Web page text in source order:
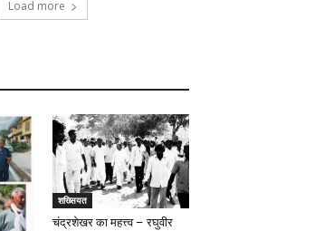
Load more
शख्सियत
चंद्रशेखर का महत्त्व – रघुवीर